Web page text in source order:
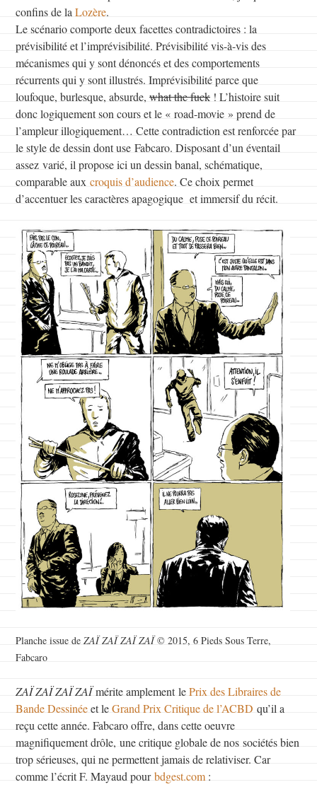
confins de laLozère.
Le scénario comporte deux facettes contradictoires : la
prévisibilité et l’imprévisibilité. Prévisibilité vis-à-vis des
mécanismes qui y sont dénoncés et des comportements
récurrents qui y sont illustrés. Imprévisibilité parce que
loufoque, burlesque, absurde,what the fuck ! L’histoire suit
donc logiquement son cours et le « road-movie » prend de
l’ampleur illogiquement… Cette contradiction est renforcée par
le style de dessin dont use Fabcaro. Disposant d’un éventail
assez varié, il propose ici un dessin banal, schématique,
comparable auxcroquis d’audience. Ce choix permet
d’accentuer les caractères apagogique et immersif du récit.
Planche issue deZAÏ ZAÏ ZAÏ ZAÏ© 2015, 6 Pieds Sous Terre,
Fabcaro
ZAÏ ZAÏ ZAÏ ZAÏmérite amplement lePrix des Libraires de
Bande Dessinéeet leGrand Prix Critique de l’ACBD qu’il a
reçu cette année. Fabcaro offre, dans cette oeuvre
magnifiquement drôle, une critique globale de nos sociétés bien
trop sérieuses, qui ne permettent jamais de relativiser. Car
comme l’écrit F. Mayaud pourbdgest.com: